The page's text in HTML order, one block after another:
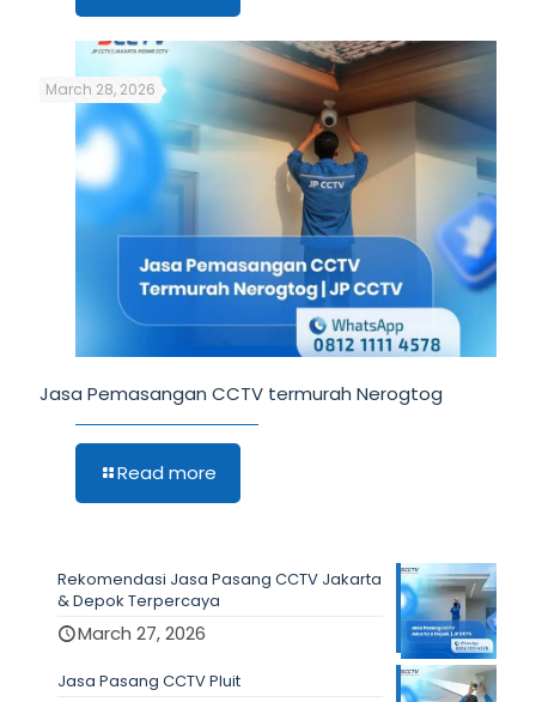
March 28, 2026
Jasa Pemasangan CCTV termurah Nerogtog
Read more
Rekomendasi Jasa Pasang CCTV Jakarta
& Depok Terpercaya
March 27, 2026
Jasa Pasang CCTV Pluit